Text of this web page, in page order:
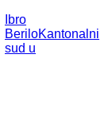
Ibro
BeriloKantonalni
sud u